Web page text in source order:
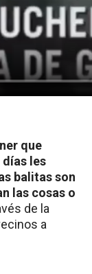
que
les
balitas son
las cosas o
de la
a